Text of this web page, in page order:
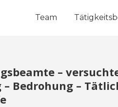
Team
–
Bedrohung –